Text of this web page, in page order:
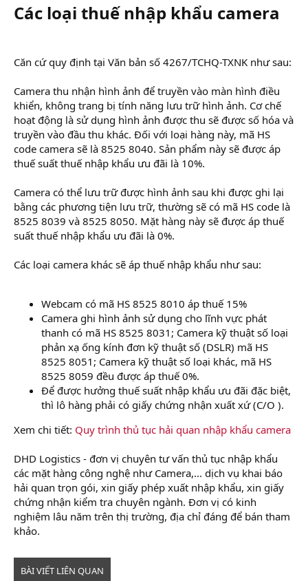
Các loại thuế nhập khẩu camera​
Căn cứ quy định tại Văn bản số 4267/TCHQ-TXNK như sau:
Camera thu nhận hình ảnh để truyền vào màn hình điều
khiển, không trang bị tính năng lưu trữ hình ảnh. Cơ chế
hoạt động là sử dụng hình ảnh được thu sẽ được số hóa và
truyền vào đầu thu khác. Đối với loại hàng này, mã HS
code camera sẽ là 8525 8040. Sản phẩm này sẽ được áp
thuế suất thuế nhập khẩu ưu đãi là 10%.
Camera có thể lưu trữ được hình ảnh sau khi được ghi lại
bằng các phương tiện lưu trữ, thường sẽ có mã HS code là
8525 8039 và 8525 8050. Mặt hàng này sẽ được áp thuế
suất thuế nhập khẩu ưu đãi là 0%.
Các loại camera khác sẽ áp thuế nhập khẩu như sau:
Webcam có mã HS 8525 8010 áp thuế 15%
Camera ghi hình ảnh sử dụng cho lĩnh vực phát
thanh có mã HS 8525 8031; Camera kỹ thuật số loại
phản xạ ống kính đơn kỹ thuật số (DSLR) mã HS
8525 8051; Camera kỹ thuật số loại khác, mã HS
8525 8059 đều được áp thuế 0%.
Để được hưởng thuế suất nhập khẩu ưu đãi đặc biệt,
thì lô hàng phải có giấy chứng nhận xuất xứ (C/O ).
Xem chi tiết: Quy trình thủ tục hải quan nhập khẩu camera
DHD Logistics - đơn vị chuyên tư vấn thủ tục nhập khẩu
các mặt hàng công nghệ như Camera,... dịch vụ khai báo
hải quan trọn gói, xin giấy phép xuất nhập khẩu, xin giấy
chứng nhận kiểm tra chuyên ngành. Đơn vị có kinh
nghiệm lâu năm trên thị trường, địa chỉ đáng để bán tham
khảo.
BÀI VIẾT LIÊN QUAN